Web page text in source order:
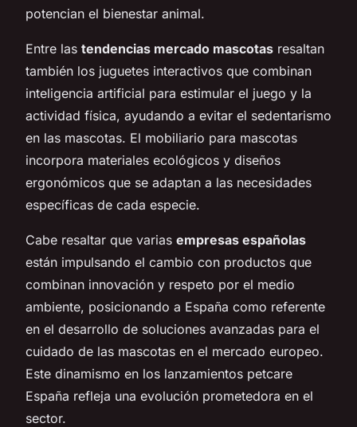
potencian el bienestar animal.
Entre las tendencias mercado mascotas resaltan
también los juguetes interactivos que combinan
inteligencia artificial para estimular el juego y la
actividad física, ayudando a evitar el sedentarismo
en las mascotas. El mobiliario para mascotas
incorpora materiales ecológicos y diseños
ergonómicos que se adaptan a las necesidades
específicas de cada especie.
Cabe resaltar que varias empresas españolas
están impulsando el cambio con productos que
combinan innovación y respeto por el medio
ambiente, posicionando a España como referente
en el desarrollo de soluciones avanzadas para el
cuidado de las mascotas en el mercado europeo.
Este dinamismo en los lanzamientos petcare
España refleja una evolución prometedora en el
sector.